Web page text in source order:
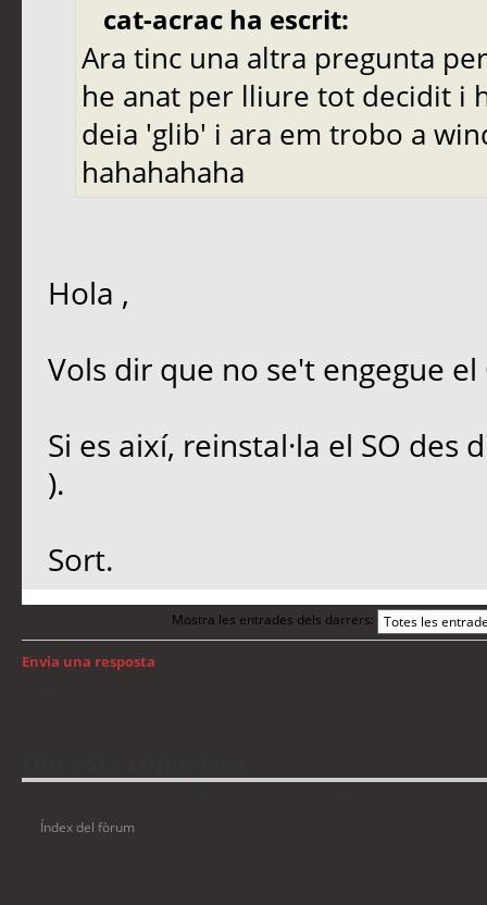
cat-acrac ha escrit:
Ara tinc una altra pregunta
he anat per lliure tot decidit i
deia 'glib' i ara em trobo a
hahahahaha
Hola ,
Vols dir que no se't engegue el
Si es així, reinstal·la el SO des
).
Sort.
Mostra les entrades dels darrers:
Envia una resposta
Índex del fòrum